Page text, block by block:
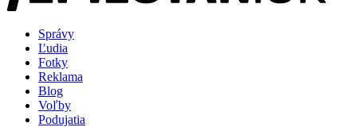
Správy
Ľudia
Fotky
Reklama
Blog
Voľby
Podujatia